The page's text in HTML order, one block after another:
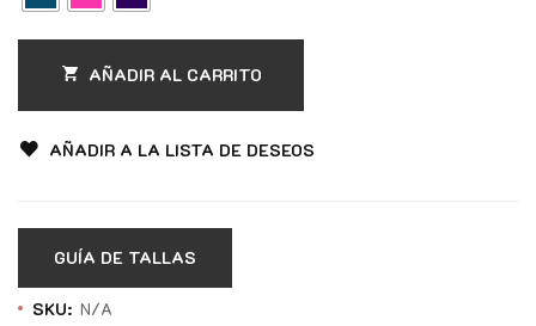
AÑADIR AL CARRITO
AÑADIR A LA LISTA DE DESEOS
GUÍA DE TALLAS
SKU: N/A